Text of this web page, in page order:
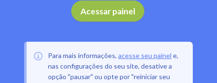
Acessar painel .
Para mais informações, acesse seu painel e,
nas configurações do seu site, desative a
opção "pausar" ou opte por "reiniciar seu